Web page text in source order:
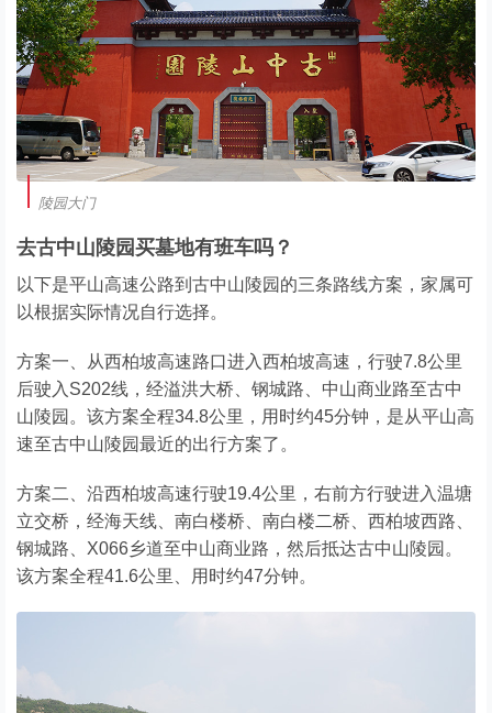
陵园大门
去古中山陵园买墓地有班车吗？
以下是平山高速公路到古中山陵园的三条路线方案，家属可
以根据实际情况自行选择。
方案一、从西柏坡高速路口进入西柏坡高速，行驶7.8公里
后驶入S202线，经溢洪大桥、钢城路、中山商业路至古中
山陵园。该方案全程34.8公里，用时约45分钟，是从平山高
速至古中山陵园最近的出行方案了。
方案二、沿西柏坡高速行驶19.4公里，右前方行驶进入温塘
立交桥，经海天线、南白楼桥、南白楼二桥、西柏坡西路、
钢城路、X066乡道至中山商业路，然后抵达古中山陵园。
该方案全程41.6公里、用时约47分钟。